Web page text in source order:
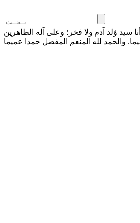
سيد وُلد آدم ولا فخر؛ وعلى آله الطاهرين